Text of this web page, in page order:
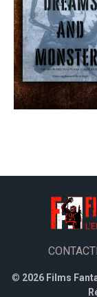
© 2026 Films